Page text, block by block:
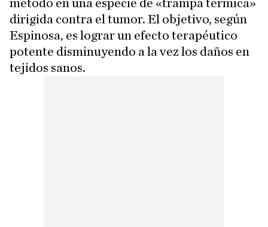
método en una especie de «trampa térmica»
dirigida contra el tumor. El objetivo, según
Espinosa, es lograr un efecto terapéutico
potente disminuyendo a la vez los daños en
tejidos sanos.